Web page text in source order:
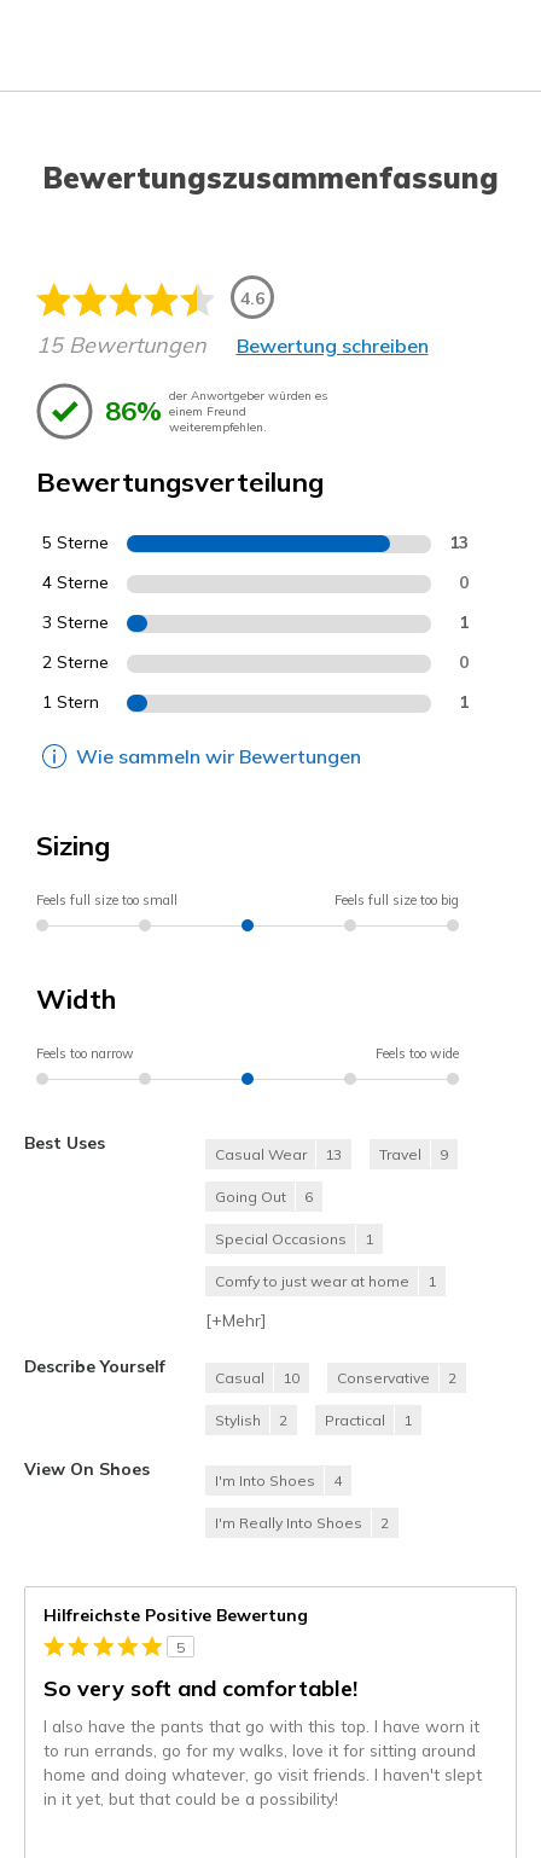
Bewertungszusammenfassung
4.6
15 Bewertungen Bewertung schreiben
86% der Anwortgeber würden es
einem Freund
weiterempfehlen.
Bewertungsverteilung
5 Sterne 13
4 Sterne 0
3 Sterne 1
2 Sterne 0
1 Stern 1
Wie sammeln wir Bewertungen
Sizing
Feels full size too small Feels full size too big
Width
Feels too narrow Feels too wide
Best Uses
Casual Wear 13 Travel 9
Going Out 6
Special Occasions 1
Comfy to just wear at home 1
[+Mehr]
Describe Yourself
Casual 10 Conservative 2
Stylish 2 Practical 1
View On Shoes
I'm Into Shoes 4
I'm Really Into Shoes 2
Hilfreichste Positive Bewertung
5
So very soft and comfortable!
I also have the pants that go with this top. I have worn it
to run errands, go for my walks, love it for sitting around
home and doing whatever, go visit friends. I haven't slept
in it yet, but that could be a possibility!